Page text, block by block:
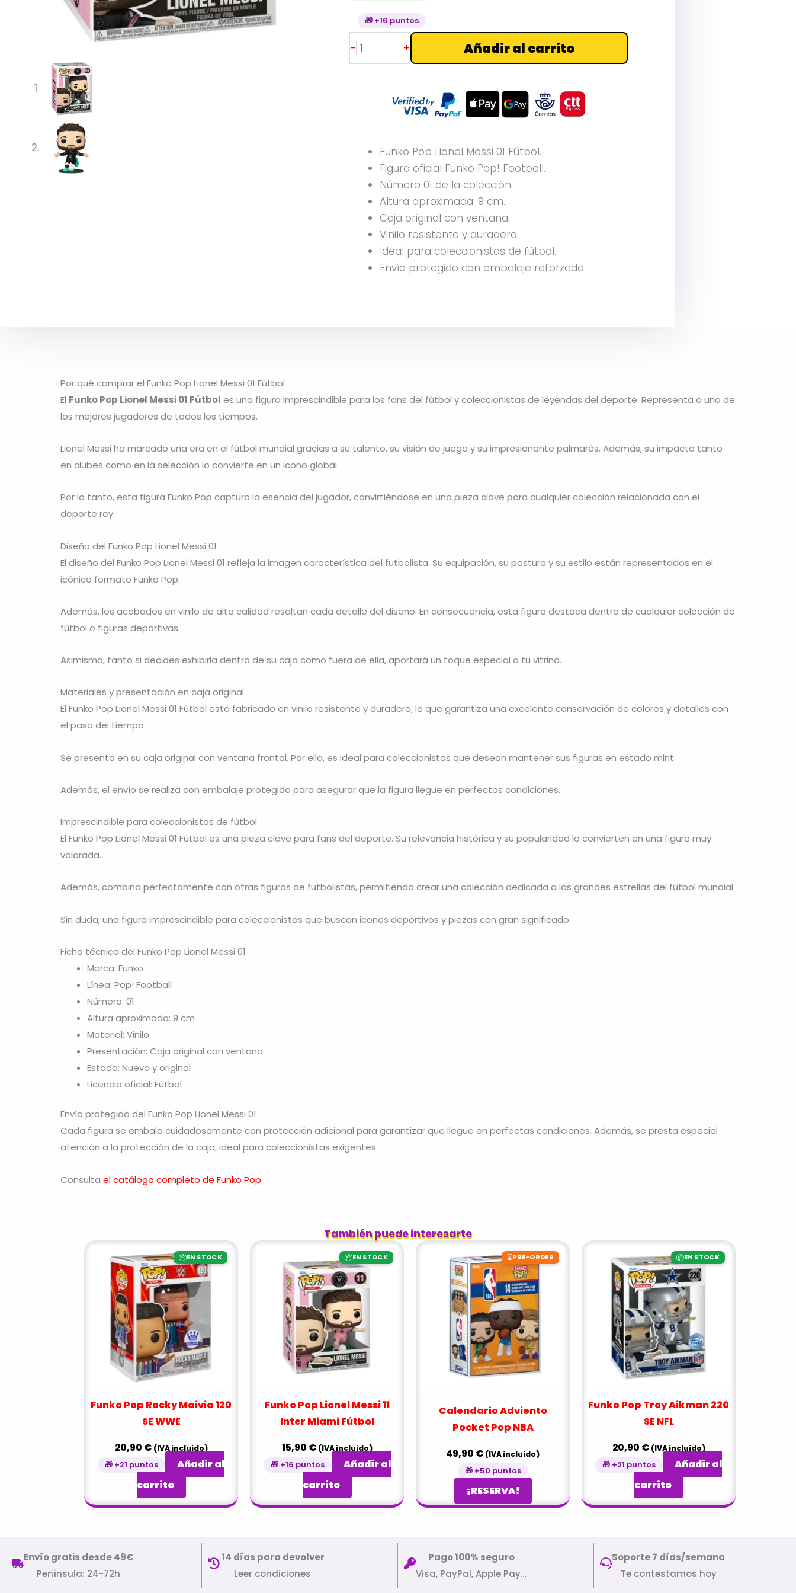
🎁 +16 puntos
- + Añadir al carrito
Funko Pop Lionel Messi 01 Fútbol.
Figura oficial Funko Pop! Football.
Número 01 de la colección.
Altura aproximada: 9 cm.
Caja original con ventana.
Vinilo resistente y duradero.
Ideal para coleccionistas de fútbol.
Envío protegido con embalaje reforzado.
Por qué comprar el Funko Pop Lionel Messi 01 Fútbol
El Funko Pop Lionel Messi 01 Fútbol es una figura imprescindible para los fans del fútbol y coleccionistas de leyendas del deporte. Representa a uno de
los mejores jugadores de todos los tiempos.
Lionel Messi ha marcado una era en el fútbol mundial gracias a su talento, su visión de juego y su impresionante palmarés. Además, su impacto tanto
en clubes como en la selección lo convierte en un icono global.
Por lo tanto, esta figura Funko Pop captura la esencia del jugador, convirtiéndose en una pieza clave para cualquier colección relacionada con el
deporte rey.
Diseño del Funko Pop Lionel Messi 01
El diseño del Funko Pop Lionel Messi 01 refleja la imagen característica del futbolista. Su equipación, su postura y su estilo están representados en el
icónico formato Funko Pop.
Además, los acabados en vinilo de alta calidad resaltan cada detalle del diseño. En consecuencia, esta figura destaca dentro de cualquier colección de
fútbol o figuras deportivas.
Asimismo, tanto si decides exhibirla dentro de su caja como fuera de ella, aportará un toque especial a tu vitrina.
Materiales y presentación en caja original
El Funko Pop Lionel Messi 01 Fútbol está fabricado en vinilo resistente y duradero, lo que garantiza una excelente conservación de colores y detalles con
el paso del tiempo.
Se presenta en su caja original con ventana frontal. Por ello, es ideal para coleccionistas que desean mantener sus figuras en estado mint.
Además, el envío se realiza con embalaje protegido para asegurar que la figura llegue en perfectas condiciones.
Imprescindible para coleccionistas de fútbol
El Funko Pop Lionel Messi 01 Fútbol es una pieza clave para fans del deporte. Su relevancia histórica y su popularidad lo convierten en una figura muy
valorada.
Además, combina perfectamente con otras figuras de futbolistas, permitiendo crear una colección dedicada a las grandes estrellas del fútbol mundial.
Sin duda, una figura imprescindible para coleccionistas que buscan iconos deportivos y piezas con gran significado.
Ficha técnica del Funko Pop Lionel Messi 01
Marca: Funko
Línea: Pop! Football
Número: 01
Altura aproximada: 9 cm
Material: Vinilo
Presentación: Caja original con ventana
Estado: Nuevo y original
Licencia oficial: Fútbol
Envío protegido del Funko Pop Lionel Messi 01
Cada figura se embala cuidadosamente con protección adicional para garantizar que llegue en perfectas condiciones. Además, se presta especial
atención a la protección de la caja, ideal para coleccionistas exigentes.
Consulta el catálogo completo de Funko Pop.
También puede interesarte
📦EN STOCK
Funko Pop Rocky Maivia 120
SE WWE
20,90 € (IVA incluido)
🎁 +21 puntos
Añadir al
carrito
📦EN STOCK
Funko Pop Lionel Messi 11
Inter Miami Fútbol
15,90 € (IVA incluido)
🎁 +16 puntos
Añadir al
carrito
⌛PRE-ORDER
Calendario Adviento
Pocket Pop NBA
49,90 € (IVA incluido)
🎁 +50 puntos
¡RESERVA!
📦EN STOCK
Funko Pop Troy Aikman 220
SE NFL
20,90 € (IVA incluido)
🎁 +21 puntos
Añadir al
carrito
Envío gratis desde 49€
Península: 24-72h
14 días para devolver
Leer condiciones
Pago 100% seguro
Visa, PayPal, Apple Pay…
Soporte 7 días/semana
Te contestamos hoy